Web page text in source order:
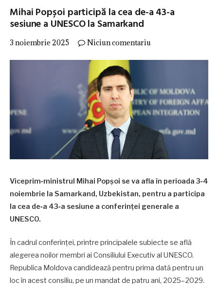
Mihai Popșoi participă la cea de-a 43-a
sesiune a UNESCO la Samarkand
3 noiembrie 2025 Niciun comentariu
Viceprim‑ministrul Mihai Popșoi se va afla în perioada 3‑4
noiembrie la Samarkand, Uzbekistan, pentru a participa
la cea de‑a 43‑a sesiune a conferinței generale a
UNESCO.
În cadrul conferinței, printre principalele subiecte se află
alegerea noilor membri ai Consiliului Executiv al UNESCO.
Republica Moldova candidează pentru prima dată pentru un
loc în acest consiliu, pe un mandat de patru ani, 2025–2029.